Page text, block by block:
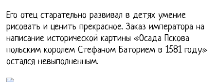
Его отец старательно развивал в детях умение
рисовать и ценить прекрасное. Заказ императора на
написание исторической картины «Осада Пскова
польским королем Стефаном Баторием в 1581 году»
остался невыполненным.